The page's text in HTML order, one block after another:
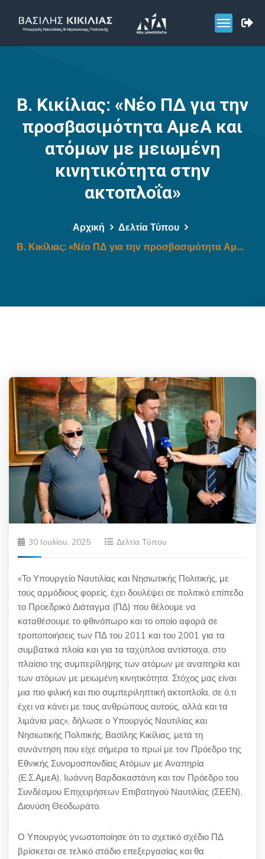
Β. Κικίλιας: «Νέο ΠΔ για την
προσβασιμότητα ΑμεΑ και
ατόμων με μειωμένη
κινητικότητα στην
ακτοπλοΐα»
Αρχική
Δελτία Τύπου
Β. Κικίλιας: «Νέο ΠΔ για την προσβασιμότητα ΑμεΑ και ατόμων με μειωμένη κινητικότητα στην ακτοπλοΐα»
30 Ιουλίου, 2025 Δελτία Τύπου
«Το Υπουργείο Ναυτιλίας και Νησιωτικής Πολιτικής, με
τους αρμόδιους φορείς, έχει δουλέψει σε πολιτικό επίπεδο
το Προεδρικό Διάταγμα (ΠΔ) που θέλουμε να
καταθέσουμε το φθινόπωρο και το οποίο αφορά σε
τροποποιήσεις των ΠΔ του 2011 και του 2001 για τα
συμβατικά πλοία και για τα ταχύπλοα αντίστοιχα, στο
πλαίσιο της συμπερίληψης των ατόμων με αναπηρία και
των ατόμων με μειωμένη κινητικότητα. Στόχος μας είναι
μια πιο φιλική και πιο συμπεριληπτική ακτοπλοΐα, σε ό,τι
έχει να κάνει με τους ανθρώπους αυτούς, αλλά και τα
λιμάνια μας», δήλωσε ο Υπουργός Ναυτιλίας και
Νησιωτικής Πολιτικής, Βασίλης Κικίλιας, μετά τη
συνάντηση που είχε σήμερα το πρωί με τον Πρόεδρο της
Εθνικής Συνομοσπονδίας Ατόμων με Αναπηρία
(Ε.Σ.ΑμεΑ), Ιωάννη Βαρδακαστάνη και τον Πρόεδρο του
Συνδέσμου Επιχειρήσεων Επιβατηγού Ναυτιλίας (ΣΕΕΝ),
Διονύση Θεοδωράτο.
Ο Υπουργός γνωστοποίησε ότι το σχετικό σχέδιο ΠΔ
βρίσκεται σε τελικό στάδιο επεξεργασίας και θα